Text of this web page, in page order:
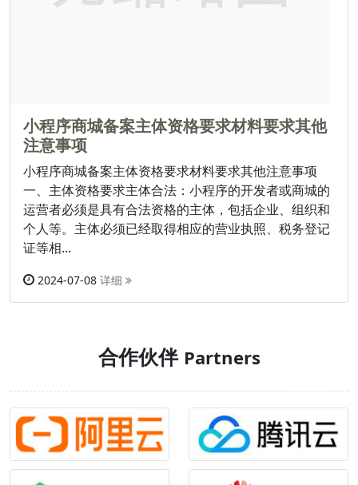
小程序商城备案主体资格要求材料要求其他
注意事项
小程序商城备案主体资格要求材料要求其他注意事项
一、主体资格要求主体合法：小程序的开发者或商城的
运营者必须是具有合法资格的主体，包括企业、组织和
个人等。主体必须已经取得相应的营业执照、税务登记
证等相...
2024-07-08 详细
合作伙伴 Partners